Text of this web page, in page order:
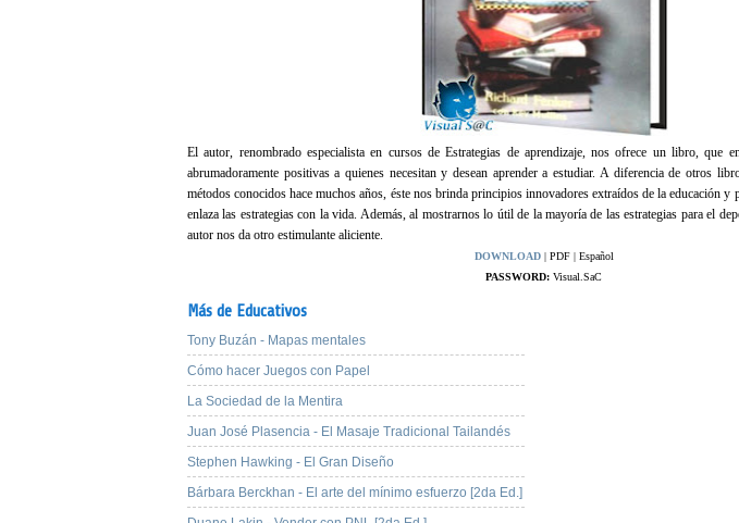
El autor, renombrado especialista en cursos de Estrategias de aprendizaje, nos ofrece un libro, que
abrumadoramente positivas a quienes necesitan y desean aprender a estudiar. A diferencia de otros
métodos conocidos hace muchos años, éste nos brinda principios innovadores extraídos de la educación y
enlaza las estrategias con la vida. Además, al mostrarnos lo útil de la mayoría de las estrategias para el
autor nos da otro estimulante aliciente.
DOWNLOAD| PDF | Español
PASSWORD: Visual.SaC
Más de Educativos
Tony Buzán - Mapas mentales
Cómo hacer Juegos con Papel
La Sociedad de la Mentira
Juan José Plasencia - El Masaje Tradicional Tailandés
Stephen Hawking - El Gran Diseño
Bárbara Berckhan - El arte del mínimo esfuerzo [2da Ed.]